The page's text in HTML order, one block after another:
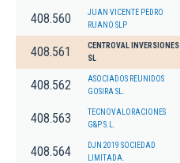
408.560
JUAN VICENTE PEDRO
RUANO SLP
408.561
CENTROVAL INVERSIONES
SL
408.562
ASOCIADOS REUNIDOS
GOSIRA SL.
408.563
TECNOVALORACIONES
G&P S.L.
408.564
DJN 2019 SOCIEDAD
LIMITADA.